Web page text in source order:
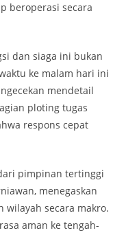
beroperasi secara
dan siaga ini bukan
ke malam hari ini
mendetail
ploting tugas
respons cepat
pimpinan tertinggi
menegaskan
wilayah secara makro.
aman ke tengah-